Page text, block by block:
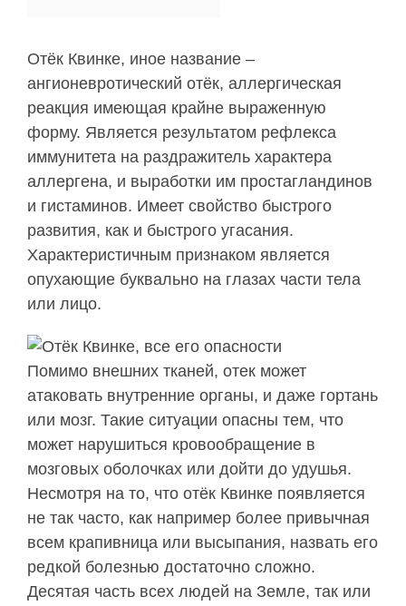
Отёк Квинке, иное название –
ангионевротический отёк, аллергическая
реакция имеющая крайне выраженную
форму. Является результатом рефлекса
иммунитета на раздражитель характера
аллергена, и выработки им простагландинов
и гистаминов. Имеет свойство быстрого
развития, как и быстрого угасания.
Характеристичным признаком является
опухающие буквально на глазах части тела
или лицо.
Помимо внешних тканей, отек может
атаковать внутренние органы, и даже гортань
или мозг. Такие ситуации опасны тем, что
может нарушиться кровообращение в
мозговых оболочках или дойти до удушья.
Несмотря на то, что отёк Квинке появляется
не так часто, как например более привычная
всем крапивница или высыпания, назвать его
редкой болезнью достаточно сложно.
Десятая часть всех людей на Земле, так или